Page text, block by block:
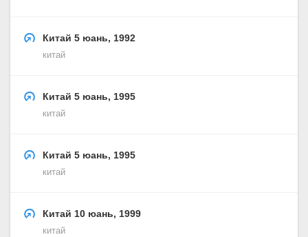
Китай 5 юань, 1992
китай
Китай 5 юань, 1995
китай
Китай 5 юань, 1995
китай
Китай 10 юань, 1999
китай